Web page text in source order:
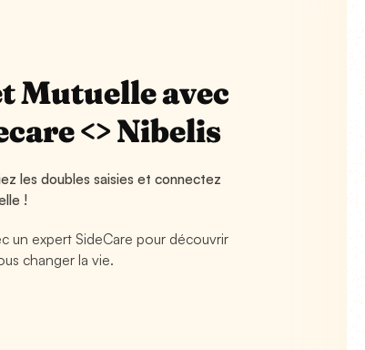
Mutuelle avec
<> Nibelis
les doubles saisies et connectez
!
un expert SideCare pour découvrir
changer la vie.